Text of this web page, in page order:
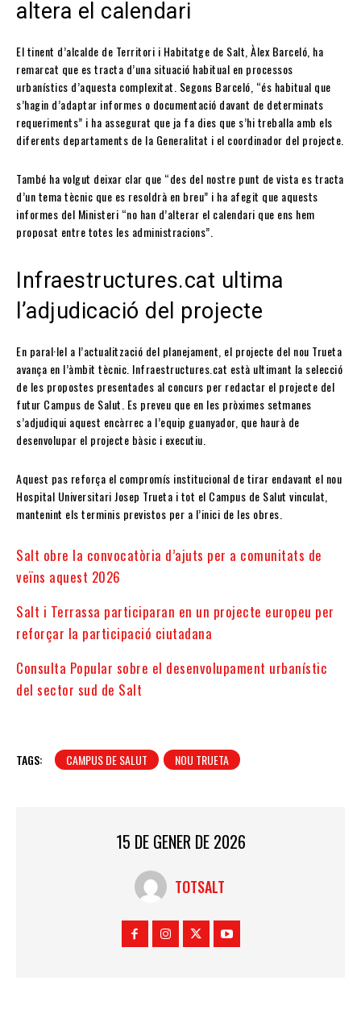
altera el calendari
El tinent d’alcalde de Territori i Habitatge de Salt, Àlex Barceló, ha
remarcat que es tracta d’una situació habitual en processos
urbanístics d’aquesta complexitat. Segons Barceló, “és habitual que
s’hagin d’adaptar informes o documentació davant de determinats
requeriments” i ha assegurat que ja fa dies que s’hi treballa amb els
diferents departaments de la Generalitat i el coordinador del projecte.
També ha volgut deixar clar que “des del nostre punt de vista es tracta
d’un tema tècnic que es resoldrà en breu” i ha afegit que aquests
informes del Ministeri “no han d’alterar el calendari que ens hem
proposat entre totes les administracions”.
Infraestructures.cat ultima
l’adjudicació del projecte
En paral·lel a l’actualització del planejament, el projecte del nou Trueta
avança en l’àmbit tècnic. Infraestructures.cat està ultimant la selecció
de les propostes presentades al concurs per redactar el projecte del
futur Campus de Salut. Es preveu que en les pròximes setmanes
s’adjudiqui aquest encàrrec a l’equip guanyador, que haurà de
desenvolupar el projecte bàsic i executiu.
Aquest pas reforça el compromís institucional de tirar endavant el nou
Hospital Universitari Josep Trueta i tot el Campus de Salut vinculat,
mantenint els terminis previstos per a l’inici de les obres.
Salt obre la convocatòria d’ajuts per a comunitats de
veïns aquest 2026
Salt i Terrassa participaran en un projecte europeu per
reforçar la participació ciutadana
Consulta Popular sobre el desenvolupament urbanístic
del sector sud de Salt
TAGS: CAMPUS DE SALUT NOU TRUETA
15 DE GENER DE 2026
TOTSALT